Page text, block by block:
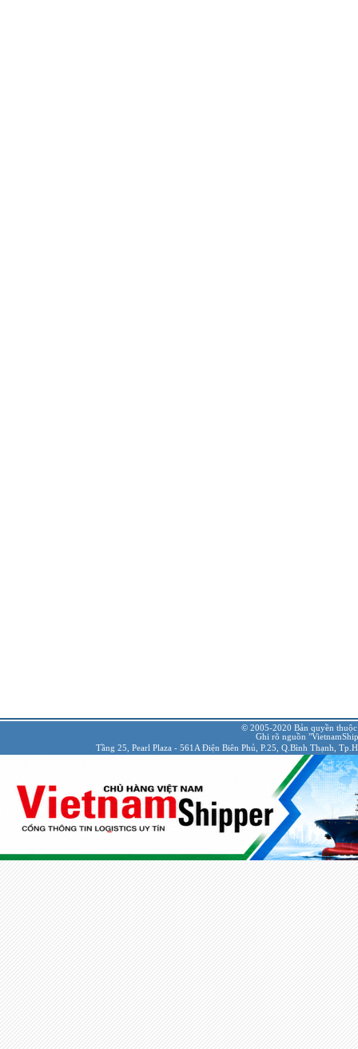
© 2005-2020 Bản quyền
Ghi rõ nguồn
Tầng 25, Pearl Plaza - 561A Điện Biên Phủ, P.25, Q.Bình Thạnh,